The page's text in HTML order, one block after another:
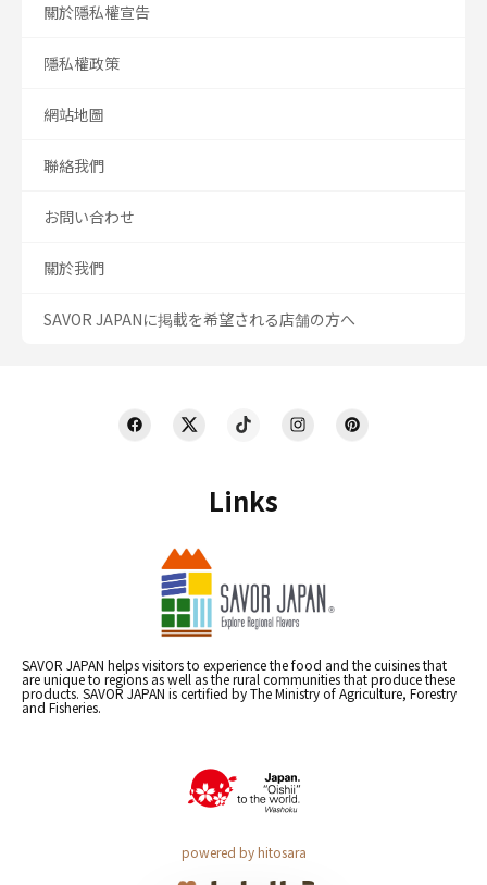
Links
SAVOR JAPAN helps visitors to experience the food and the cuisines that
are unique to regions as well as the rural communities that produce these
products. SAVOR JAPAN is certified by The Ministry of Agriculture, Forestry
and Fisheries.
powered by hitosara
關於隱私權宣告
隱私權政策
網站地圖
聯絡我們
お問い合わせ
關於我們
SAVOR JAPANに掲載を希望される店舗の方へ